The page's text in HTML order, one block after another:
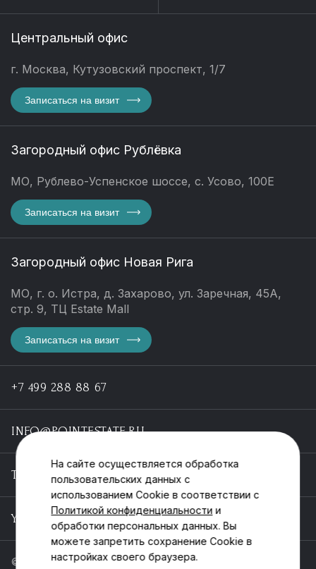
Центральный офис
г. Москва, Кутузовский проспект, 1/7
Записаться на визит
Загородный офис Рублёвка
МО, Рублево-Успенское шоссе, с. Усово, 100Е
Записаться на визит
Загородный офис Новая Рига
МО, г. о. Истра, д. Захарово, ул. Заречная, 45А,
стр. 9, ТЦ Estate Mall
Записаться на визит
+7 499 288 88 67
INFO@POINTESTATE.RU
TELEGRAM
YOUTUBE
© ООО «Пойнт эстейт», ИНН 55546464612,
На сайте осуществляется обработка
пользовательских данных с
использованием Cookie в соответствии с
Политикой конфиденциальности и
обработки персональных данных. Вы
можете запретить сохранение Cookie в
настройках своего браузера.